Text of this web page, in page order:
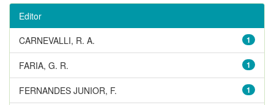
Editor
1
CARNEVALLI, R. A.
1
FARIA, G. R.
1
FERNANDES JUNIOR, F.